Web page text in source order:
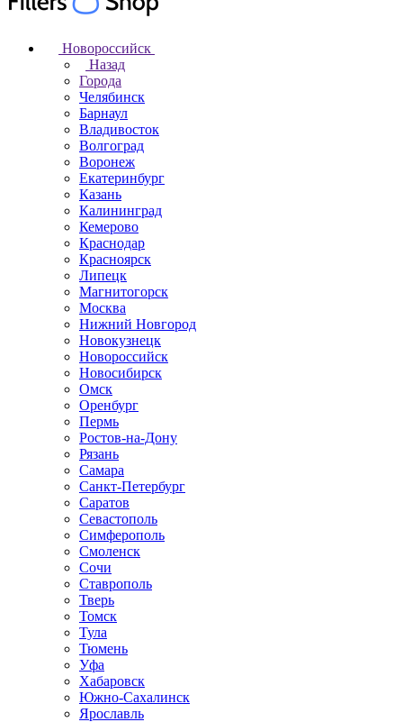
Новороссийск
Назад
Города
Челябинск
Барнаул
Владивосток
Волгоград
Воронеж
Екатеринбург
Казань
Калининград
Кемерово
Краснодар
Красноярск
Липецк
Магнитогорск
Москва
Нижний Новгород
Новокузнецк
Новороссийск
Новосибирск
Омск
Оренбург
Пермь
Ростов-на-Дону
Рязань
Самара
Санкт-Петербург
Саратов
Севастополь
Симферополь
Смоленск
Сочи
Ставрополь
Тверь
Томск
Тула
Тюмень
Уфа
Хабаровск
Южно-Сахалинск
Ярославль